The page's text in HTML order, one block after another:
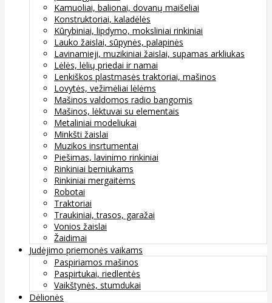
Kamuoliai, balionai, dovanų maišeliai
Konstruktoriai, kaladėlės
Kūrybiniai, lipdymo, moksliniai rinkiniai
Lauko žaislai, sūpynės, palapinės
Lavinamieji, muzikiniai žaislai, supamas arkliukas
Lėlės, lėlių priedai ir namai
Lenkiškos plastmasės traktoriai, mašinos
Lovytės, vežimėliai lėlėms
Mašinos valdomos radio bangomis
Mašinos, lėktuvai su elementais
Metaliniai modeliukai
Minkšti žaislai
Muzikos insrtumentai
Piešimas, lavinimo rinkiniai
Rinkiniai berniukams
Rinkiniai mergaitėms
Robotai
Traktoriai
Traukiniai, trasos, garažai
Vonios žaislai
Žaidimai
Judėjimo priemonės vaikams
Paspiriamos mašinos
Paspirtukai, riedlentės
Vaikštynės, stumdukai
Dėlionės